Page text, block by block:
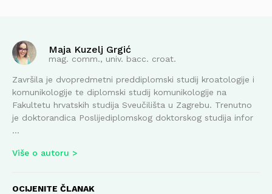
Maja Kuzelj Grgić
mag. comm., univ. bacc. croat.
Završila je dvopredmetni preddiplomski studij kroatologije i
komunikologije te diplomski studij komunikologije na
Fakultetu hrvatskih studija Sveučilišta u Zagrebu. Trenutno
je doktorandica Poslijediplomskog doktorskog studija infor
...
Više o autoru
OCIJENITE ČLANAK